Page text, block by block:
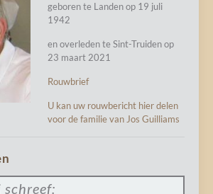
geboren te Landen op 19 juli
1942
en overleden te Sint-Truiden op
23 maart 2021
Rouwbrief
U kan uw rouwbericht hier delen
voor de familie van Jos Guilliams
schreef: